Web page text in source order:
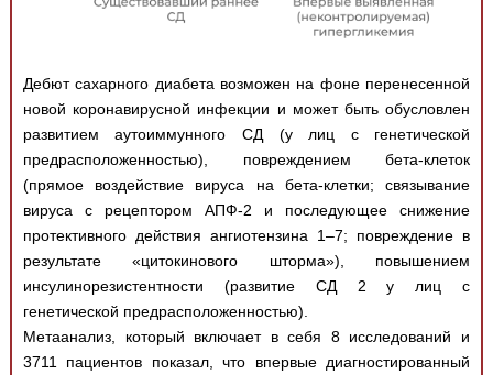
Дебют сахарного диабета возможен на фоне перенесенной
новой коронавирусной инфекции и может быть обусловлен
развитием аутоиммунного СД (у лиц с генетической
предрасположенностью), повреждением бета-клеток
(прямое воздействие вируса на бета-клетки; связывание
вируса с рецептором АПФ-2 и последующее снижение
протективного действия ангиотензина 1–7; повреждение в
результате «цитокинового шторма»), повышением
инсулинорезистентности (развитие СД 2 у лиц с
генетической предрасположенностью).
Метаанализ, который включает в себя 8 исследований и
3711 пациентов показал, что впервые диагностированный